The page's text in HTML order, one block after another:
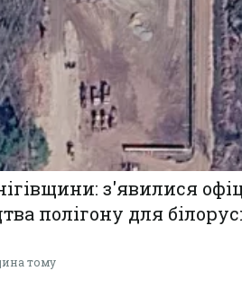
з'явилися
полігону для
тому